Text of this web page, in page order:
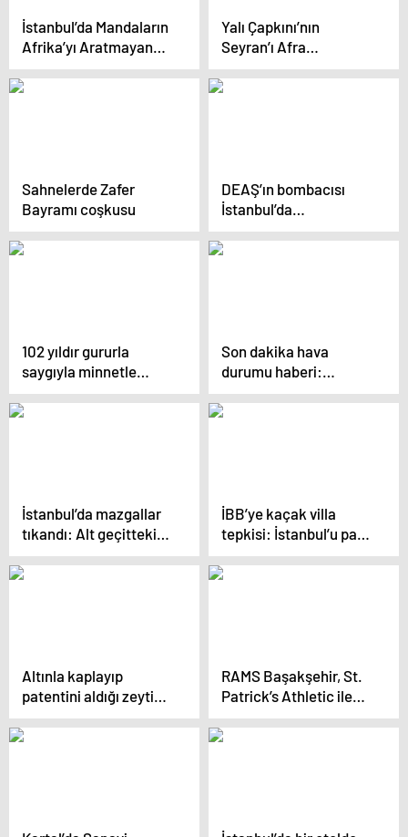
İstanbul’da Mandaların
Afrika’yı Aratmayan
Yolculuğu
Yalı Çapkını’nın
Seyran’ı Afra
Saraçoğlu annesinin
doğum gününü böyle
Sahnelerde Zafer
Bayramı coşkusu
DEAŞ’ın bombacısı
İstanbul’da
yakalandıyakalandı
102 yıldır gururla
saygıyla minnetle…
Son dakika hava
durumu haberi:
Görüntüler dehşete
düşürdü! İstanbul’da
İstanbul’da mazgallar
tıkandı: Alt geçitteki
araçlar suya gömüldü!
İBB’ye kaçak villa
tepkisi: İstanbul’u para
babalarına peşkeş
çekiyorlar
Altınla kaplayıp
patentini aldığı zeytin
yok satıyor
RAMS Başakşehir, St.
Patrick’s Athletic ile
deplasmanda 0-0
berabere kaldı